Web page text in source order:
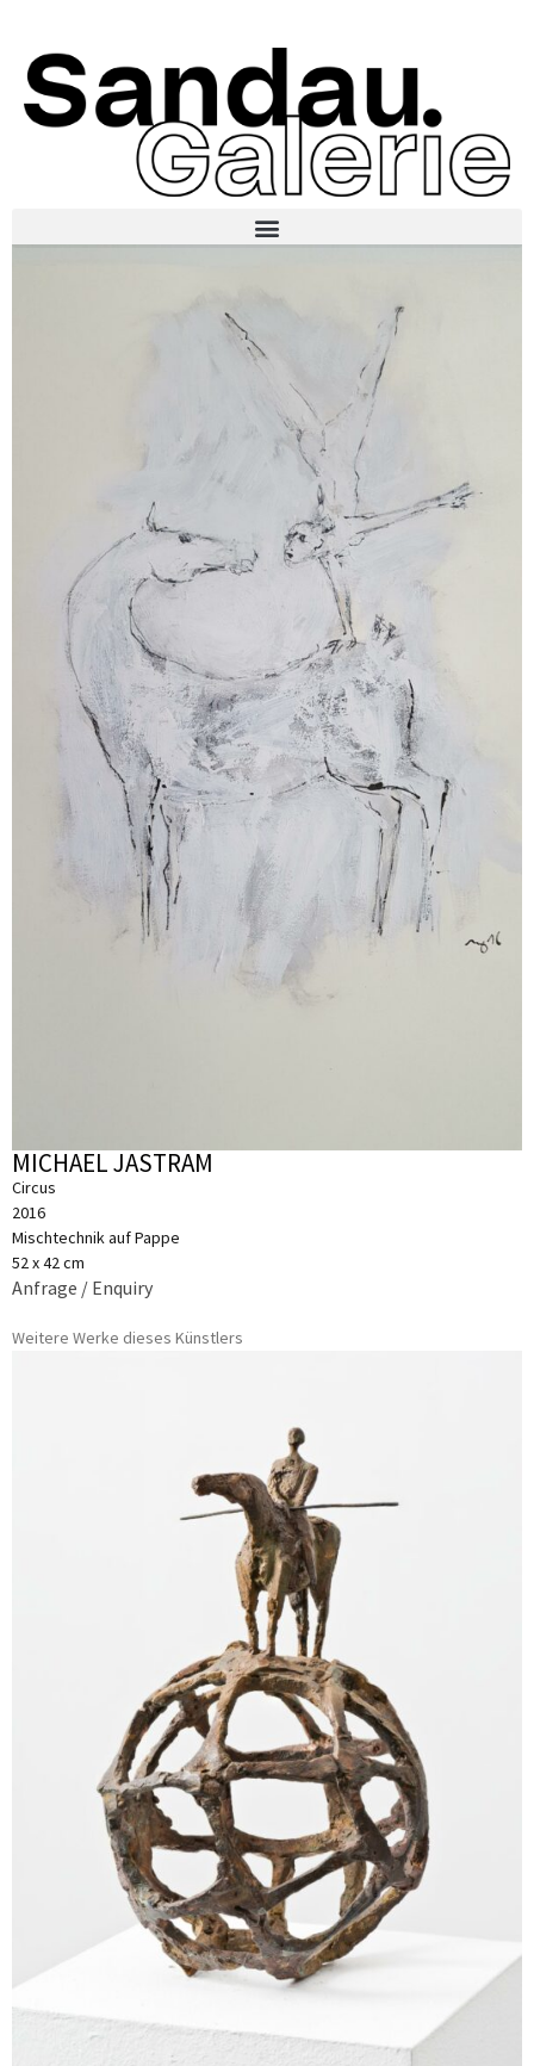
MICHAEL JASTRAM
Circus
2016
Mischtechnik auf Pappe
52 x 42 cm
Anfrage / Enquiry
Weitere Werke dieses Künstlers